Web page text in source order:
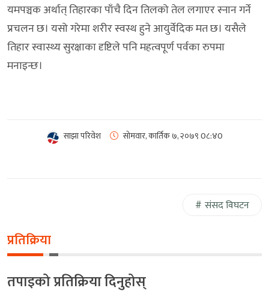
यमपञ्चक अर्थात् तिहारका पाँचै दिन तिलको तेल लगाएर स्नान गर्ने
प्रचलन छ। यसो गरेमा शरीर स्वस्थ हुने आयुर्वेदिक मत छ। यसैले
तिहार स्वास्थ्य सुरक्षाका दृष्टिले पनि महत्वपूर्ण पर्वका रुपमा
मनाइन्छ।
साझा परिवेश सोमवार, कार्तिक ७, २०७९0८:४0
संसद विघटन
प्रतिक्रिया
तपाइको प्रतिक्रिया दिनुहोस्